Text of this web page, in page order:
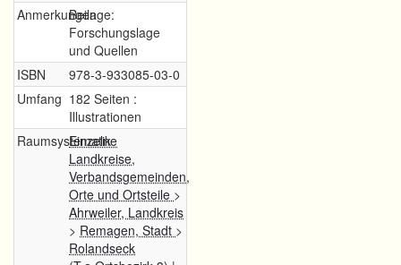
Anmerkungen
Beilage:
Forschungslage
und Quellen
ISBN
978-3-933085-03-0
Umfang 182 Seiten :
Illustrationen
Raumsystematik
Einzelne
Landkreise,
Verbandsgemeinden,
Orte und Ortsteile >
Ahrweiler, Landkreis
> Remagen, Stadt >
Rolandseck